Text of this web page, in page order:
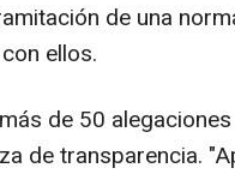
de una
ellos.
de 50
de transparencia.